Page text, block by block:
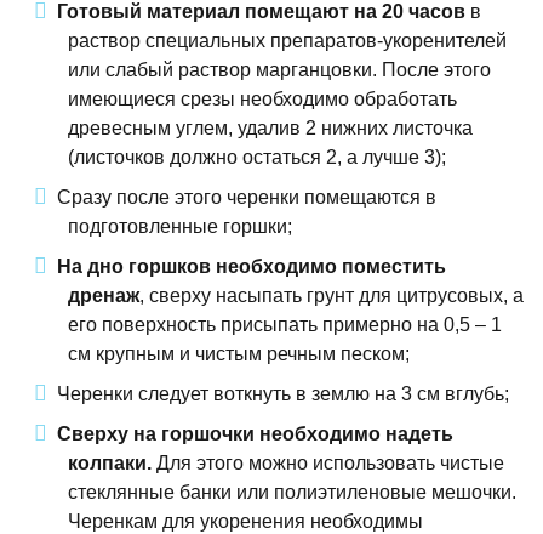
Готовый материал помещают на 20 часов в
раствор специальных препаратов-укоренителей
или слабый раствор марганцовки. После этого
имеющиеся срезы необходимо обработать
древесным углем, удалив 2 нижних листочка
(листочков должно остаться 2, а лучше 3);
Сразу после этого черенки помещаются в
подготовленные горшки;
На дно горшков необходимо поместить
дренаж, сверху насыпать грунт для цитрусовых, а
его поверхность присыпать примерно на 0,5 – 1
см крупным и чистым речным песком;
Черенки следует воткнуть в землю на 3 см вглубь;
Сверху на горшочки необходимо надеть
колпаки. Для этого можно использовать чистые
стеклянные банки или полиэтиленовые мешочки.
Черенкам для укоренения необходимы